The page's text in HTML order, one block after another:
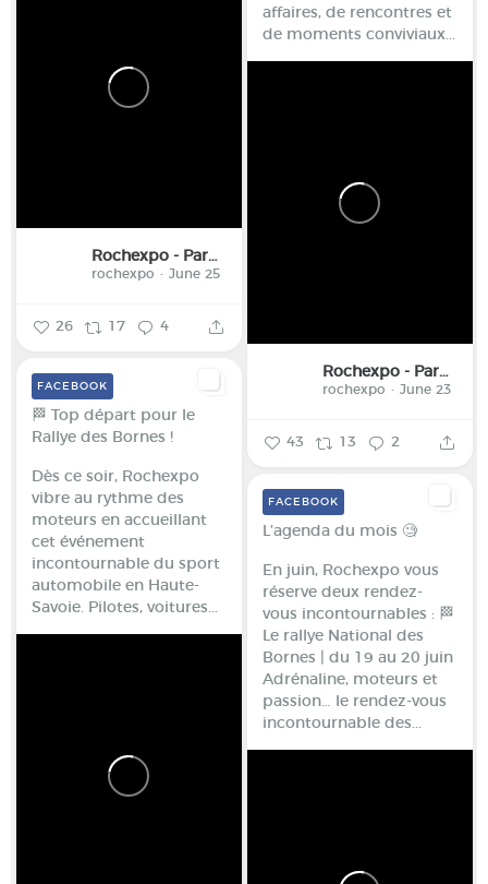
Rochexpo - Parc des Expositions de la Haute-Savoie
rochexpo June 25
26 17 4
affaires, de rencontres et
de moments conviviaux...
Rochexpo - Parc des Expositions de la Haute-Savoie
rochexpo June 23
43 13 2
🏁 Top départ pour le
Rallye des Bornes !
Dès ce soir, Rochexpo
vibre au rythme des
moteurs en accueillant
cet événement
incontournable du sport
automobile en Haute-
Savoie. Pilotes, voitures...
FACEBOOK
L’agenda du mois 🧐
En juin, Rochexpo vous
réserve deux rendez-
vous incontournables : 🏁
Le rallye National des
Bornes | du 19 au 20 juin
Adrénaline, moteurs et
passion… le rendez-vous
incontournable des...
FACEBOOK